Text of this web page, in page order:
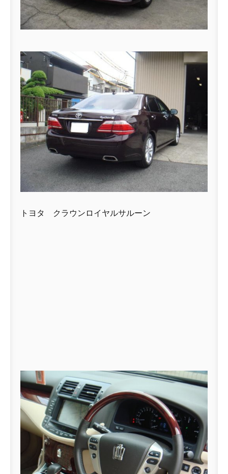
トヨタ クラウンロイヤルサルーン